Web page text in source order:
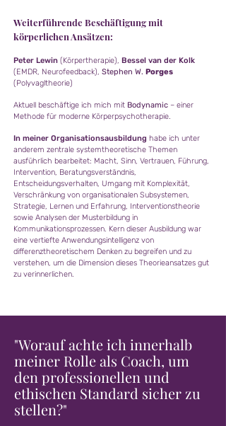
Weiterführende Beschäftigung mit
körperlichen Ansätzen:
Peter Lewin (Körpertherapie), Bessel van der Kolk
(EMDR, Neurofeedback), Stephen W. Porges
(Polyvagltheorie)
Aktuell beschäftige ich mich mit Bodynamic – einer
Methode für moderne Körperpsychotherapie.
In meiner Organisationsausbildung habe ich unter
anderem zentrale systemtheoretische Themen
ausführlich bearbeitet: Macht, Sinn, Vertrauen, Führung,
Intervention, Beratungsverständnis,
Entscheidungsverhalten, Umgang mit Komplexität,
Verschränkung von organisationalen Subsystemen,
Strategie, Lernen und Erfahrung, Interventionstheorie
sowie Analysen der Musterbildung in
Kommunikationsprozessen. Kern dieser Ausbildung war
eine vertiefte Anwendungsintelligenz von
differenztheoretischem Denken zu begreifen und zu
verstehen, um die Dimension dieses Theorieansatzes gut
zu verinnerlichen.
"Worauf achte ich innerhalb
meiner Rolle als Coach, um
den professionellen und
ethischen Standard sicher zu
stellen?"